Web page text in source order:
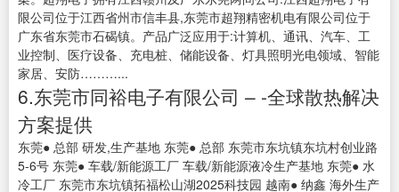
限公司位于江西省州市信丰县,东莞市超翔精密机电有限公司位于
广东省东莞市石碣镇。产品广泛应用于:计算机、通讯、汽车、工
业控制、医疗设备、充电桩、储能设备、灯具照明光电领域、智能
家居、安防………...
6.东莞市同裕电子有限公司 – -全球散热解决
方案提供
东莞● 总部 研发,生产基地 东莞● 总部 东莞市东坑镇东坑村创业路
5-6号 东莞● 车载/新能源工厂 车载/新能源液冷生产基地 东莞● 水
冷工厂 东莞市东坑镇拓福松山湖2025科技园 越南● 纳鑫 海外生产